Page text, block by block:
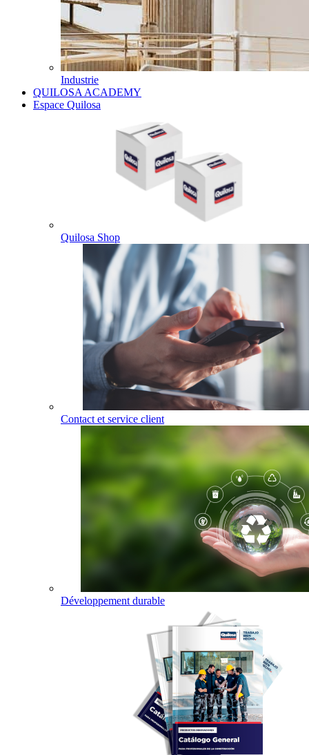
Industrie
QUILOSA ACADEMY
Espace Quilosa
Quilosa Shop
Contact et service client
Développement durable